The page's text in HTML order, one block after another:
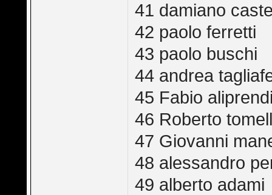
41 damiano
42 paolo ferretti
43 paolo buschi
44 andrea
45 Fabio
46 Roberto
47 Giovanni
48 alessandro
49 alberto adami